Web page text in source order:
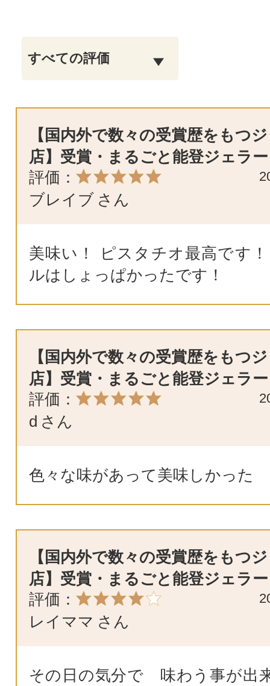
【国内外で数々の受賞歴をもつ
店】受賞・まるごと能登ジェラ
評価：
ブレイブ さん
美味い！ ピスタチオ最高です
ルはしょっぱかったです！
【国内外で数々の受賞歴をもつ
店】受賞・まるごと能登ジェラ
評価：
d さん
色々な味があって美味しかった
【国内外で数々の受賞歴をもつ
店】受賞・まるごと能登ジェラ
評価：
レイママ さん
その日の気分で 味わう事が